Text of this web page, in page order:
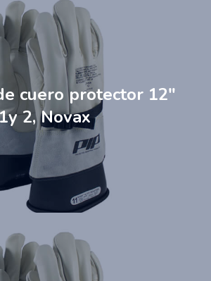
cuero protector 12″
2, Novax